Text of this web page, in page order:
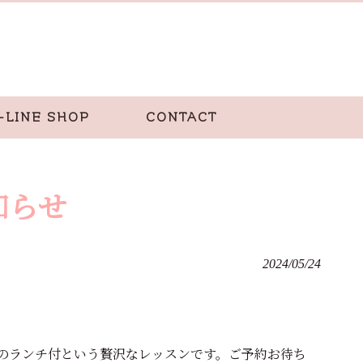
LINE SHOP CONTACT
らせ
2024/05/24
ンチ付という贅沢なレッスンです。ご予約お待ち